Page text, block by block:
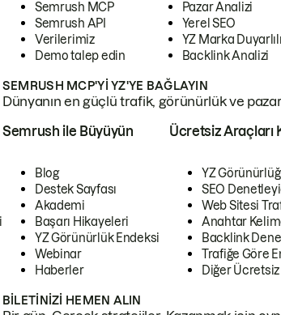
Semrush MCP
Semrush API
Verilerimiz
Demo talep edin
Pazar Analizi
Yerel SEO
YZ Marka
Backlink Analizi
SEMRUSH MCP'YI YZ'YE BAĞLAYIN
Dünyanın en güçlü trafik, görünürlük ve
Semrush ile Büyüyün
Blog
Destek Sayfası
Akademi
Başarı Hikayeleri
YZ Görünürlük Endeksi
Webinar
Haberler
Ücretsiz Araçları
YZ
SEO
Web Sitesi
Anahtar
Backlink
Trafiğe Göre
Diğer
BILETINIZI HEMEN ALIN